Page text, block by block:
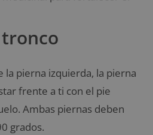
la pierna izquierda, la pierna
frente a ti con el pie
Ambas piernas deben
grados.